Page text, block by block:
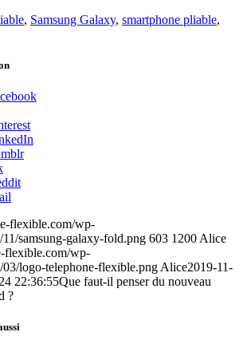
, Samsung Galaxy, smartphone pliable,
flexible.com/wp-
samsung-galaxy-fold.png 603 1200 Alice
flexible.com/wp-
03/logo-telephone-flexible.png Alice2019-11-
22:36:55Que faut-il penser du nouveau
?